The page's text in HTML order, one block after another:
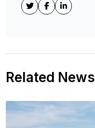
Related News